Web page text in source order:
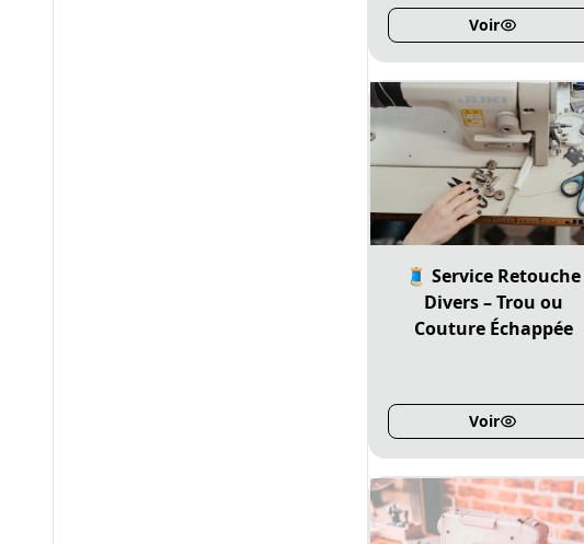
Voir
🧵 Service Retouche
Divers – Trou ou
Couture Échappée
Voir